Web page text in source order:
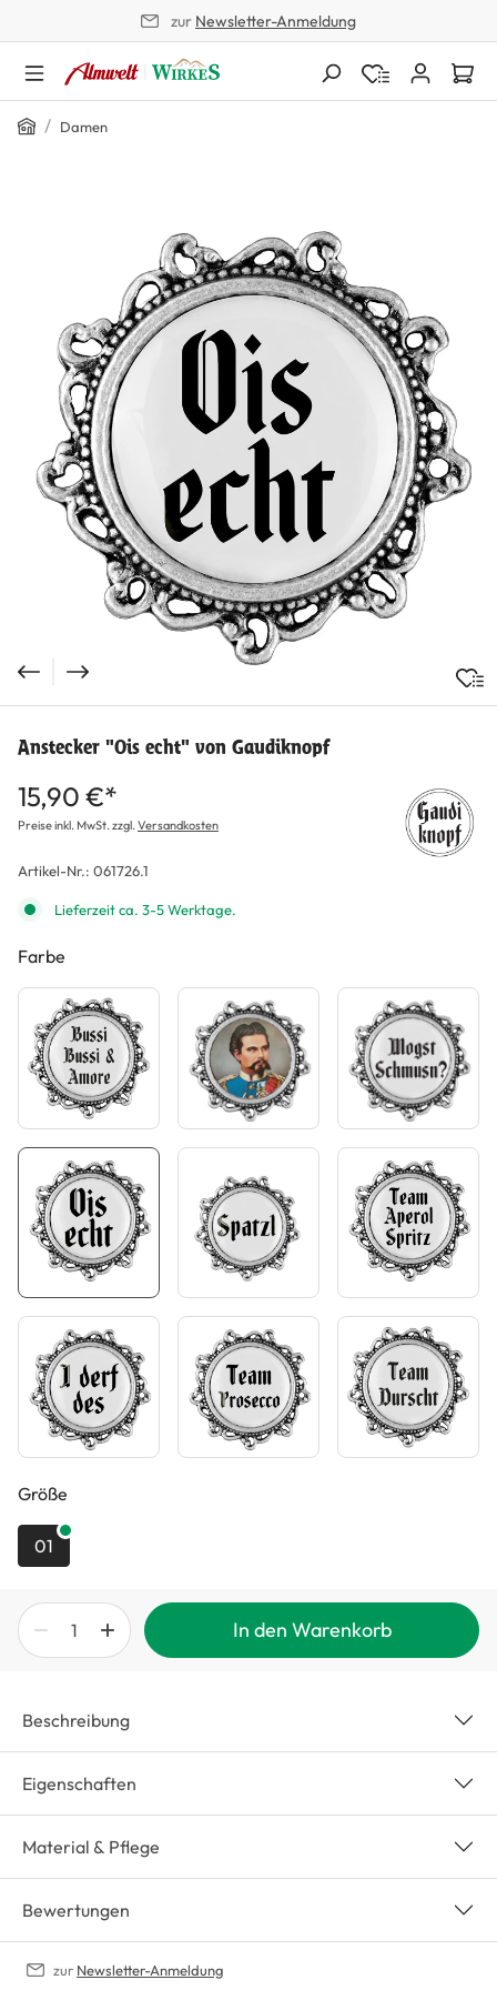
zur Newsletter-Anmeldung
Home
/ Damen
Anstecker "Ois echt" von Gaudiknopf
15,90 €*
Preise inkl. MwSt. zzgl.Versandkosten
Artikel-Nr.: 061726.1
Lieferzeit ca. 3-5 Werktage.
Farbe
Größe
01
In den Warenkorb
Beschreibung
Eigenschaften
Material & Pflege
Bewertungen
zur Newsletter-Anmeldung